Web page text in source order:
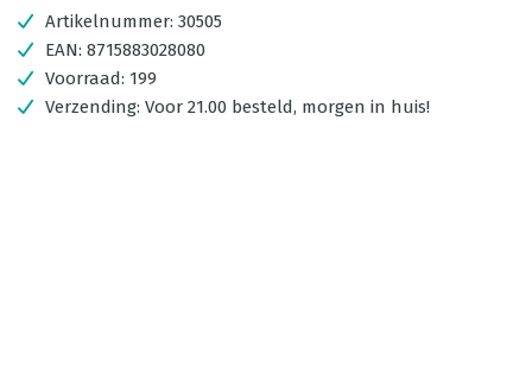
Artikelnummer: 30505
EAN: 8715883028080
Voorraad: 199
Verzending: Voor 21.00 besteld, morgen in huis!